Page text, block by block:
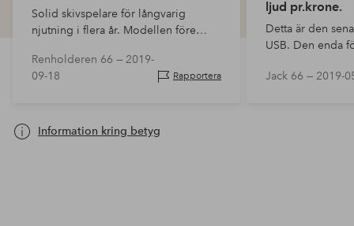
Solid skivspelare för långvarig
njutning i flera år. Modellen före
fakaliteter som den här inte har.
Möjlighet att justera armen i höjd,
Renholderen 66 — 2019-
09-18
Rapportera
ljud pr.krone.
Detta är den
USB. Den enda
”världens”
Jack 66 — 2019-
Information kring betyg